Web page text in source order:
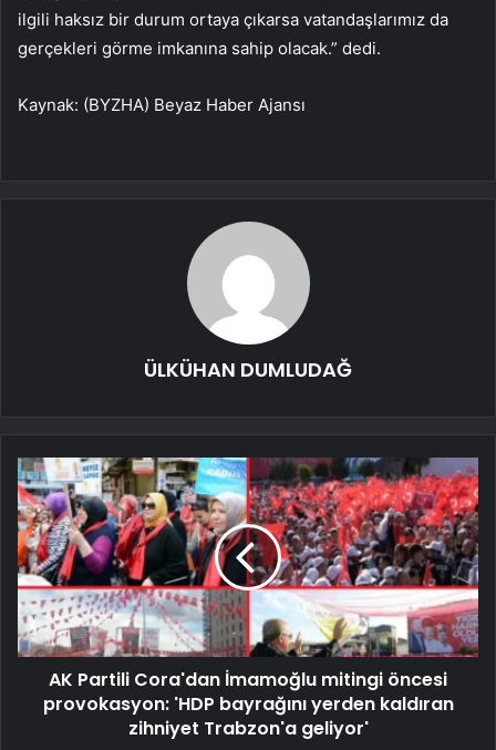
ilgili haksız bir durum ortaya çıkarsa vatandaşlarımız da
gerçekleri görme imkanına sahip olacak.” dedi.
Kaynak: (BYZHA) Beyaz Haber Ajansı
ÜLKÜHAN DUMLUDAĞ
AK Partili Cora'dan İmamoğlu mitingi öncesi
provokasyon: 'HDP bayrağını yerden kaldıran
zihniyet Trabzon'a geliyor'